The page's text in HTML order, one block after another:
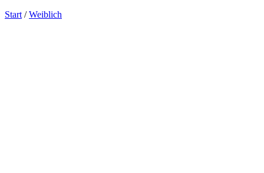
Start /Weiblich